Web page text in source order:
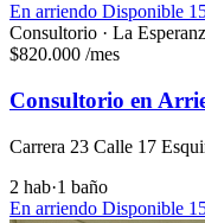
En arriendo Disponible
Consultorio · La
$820.000 /mes
Consultorio en
Carrera 23 Calle 17
2 hab·1 baño
En arriendo Disponible